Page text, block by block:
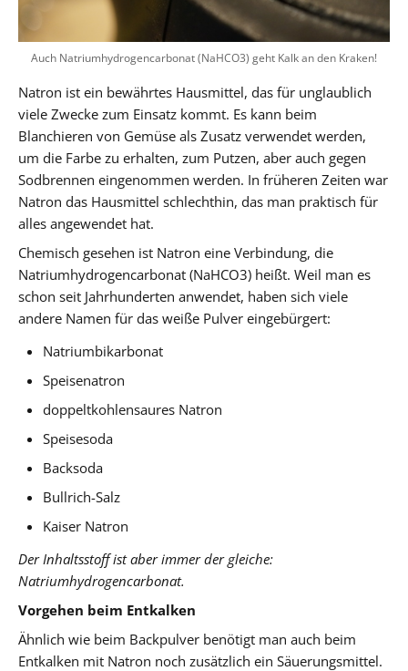
Auch Natriumhydrogencarbonat (NaHCO3) geht Kalk an den Kraken!
Natron ist ein bewährtes Hausmittel, das für unglaublich
viele Zwecke zum Einsatz kommt. Es kann beim
Blanchieren von Gemüse als Zusatz verwendet werden,
um die Farbe zu erhalten, zum Putzen, aber auch gegen
Sodbrennen eingenommen werden. In früheren Zeiten war
Natron das Hausmittel schlechthin, das man praktisch für
alles angewendet hat.
Chemisch gesehen ist Natron eine Verbindung, die
Natriumhydrogencarbonat (NaHCO3) heißt. Weil man es
schon seit Jahrhunderten anwendet, haben sich viele
andere Namen für das weiße Pulver eingebürgert:
Natriumbikarbonat
Speisenatron
doppeltkohlensaures Natron
Speisesoda
Backsoda
Bullrich-Salz
Kaiser Natron
Der Inhaltsstoff ist aber immer der gleiche:
Natriumhydrogencarbonat.
Vorgehen beim Entkalken
Ähnlich wie beim Backpulver benötigt man auch beim
Entkalken mit Natron noch zusätzlich ein Säuerungsmittel.